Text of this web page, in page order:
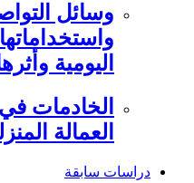
وسائل
اليومية
الخادمات
العمالة
دراسات سابقة